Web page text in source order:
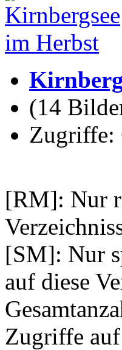
(14
Zugriffe:
[RM]: Nur
[SM]: Nur
auf diese
Zugriffe